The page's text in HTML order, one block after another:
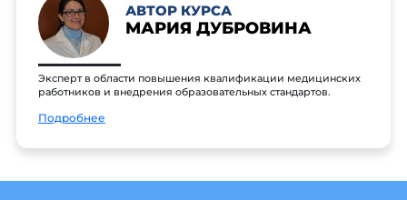
АВТОР КУРСА
МАРИЯ ДУБРОВИНА
Эксперт в области повышения квалификации медицинских
работников и внедрения образовательных стандартов.
Подробнее